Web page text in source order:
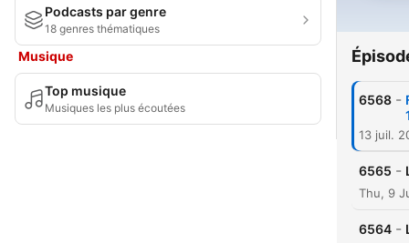
Podcasts par genre
18 genres thématiques
Musique
Top musique
Musiques les plus écoutées
6568 -
13 juil.
6565 -
Thu, 9
6564 -